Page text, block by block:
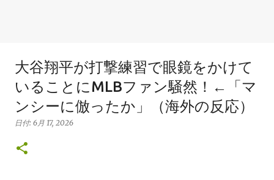
大谷翔平が打撃練習で眼鏡をかけて
いることにMLBファン騒然！←「マ
ンシーに倣ったか」（海外の反応）
日付: 6月 17, 2026